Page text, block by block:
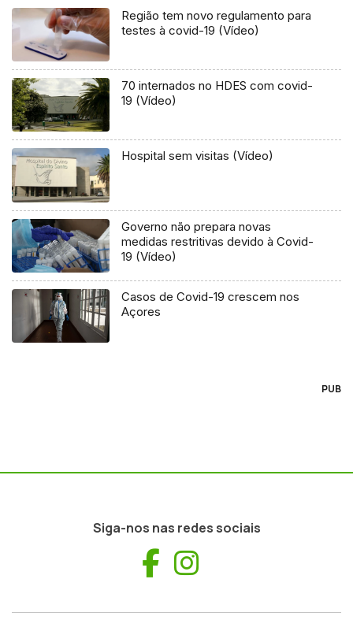
Região tem novo regulamento para
testes à covid-19 (Vídeo)
70 internados no HDES com covid-
19 (Vídeo)
Hospital sem visitas (Vídeo)
Governo não prepara novas
medidas restritivas devido à Covid-
19 (Vídeo)
Casos de Covid-19 crescem nos
Açores
PUB
Siga-nos nas redes sociais
Facebook